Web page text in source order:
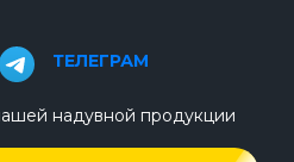
ТЕЛЕГРАМ
надувной продукции